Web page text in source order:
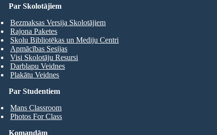
Par Studentiem
Mans Classroom
Photos For Class
Par Skolotājiem
Bezmaksas Versija Skolotājiem
Rajona Paketes
Skolu Bibliotēkas un Mediju Centri
Apmācības Sesijas
Visi Skolotāju Resursi
Darblapu Veidnes
Plakātu Veidnes
Komandām